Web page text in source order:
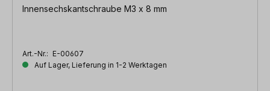
Innensechskantschraube M3 x 8 mm
Art.-Nr.: E-00607
Auf Lager, Lieferung in 1-2 Werktagen